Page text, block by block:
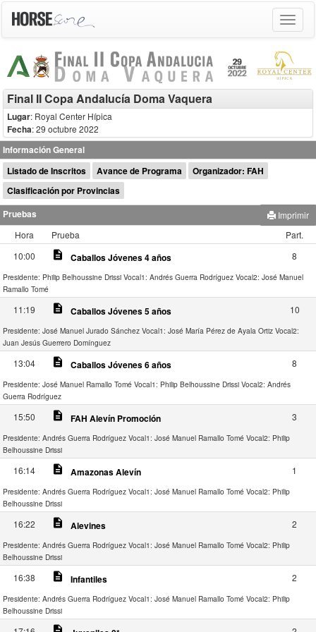
Toggle
Final II Copa Andalucía Doma Vaquera
Lugar: Royal Center Hípica
Fecha: 29 octubre 2022
Información General
Listado de Inscritos
Avance de Programa
Organizador: FAH
Clasificación por Provincias
Pruebas
Imprimir
Hora
Prueba
Part.
10:00
description Caballos Jóvenes 4 años 8
Presidente: Philip Belhoussine Drissi Vocal1: Andrés Guerra Rodríguez Vocal2: José Manuel
Ramallo Tomé
11:19 description Caballos Jóvenes 5 años 10
Presidente: José Manuel Jurado Sánchez Vocal1: José María Pérez de Ayala Ortiz Vocal2:
Juan Jesús Guerrero Domínguez
13:04 description Caballos Jóvenes 6 años 8
Presidente: José Manuel Ramallo Tomé Vocal1: Philip Belhoussine Drissi Vocal2: Andrés
Guerra Rodríguez
15:50 description FAH Alevín Promoción 3
Presidente: Andrés Guerra Rodríguez Vocal1: José Manuel Ramallo Tomé Vocal2: Philip
Belhoussine Drissi
16:14 description Amazonas Alevín 1
Presidente: Andrés Guerra Rodríguez Vocal1: José Manuel Ramallo Tomé Vocal2: Philip
Belhoussine Drissi
16:22 description Alevines 2
Presidente: Andrés Guerra Rodríguez Vocal1: José Manuel Ramallo Tomé Vocal2: Philip
Belhoussine Drissi
16:38 description Infantiles 2
Presidente: Andrés Guerra Rodríguez Vocal1: José Manuel Ramallo Tomé Vocal2: Philip
Belhoussine Drissi